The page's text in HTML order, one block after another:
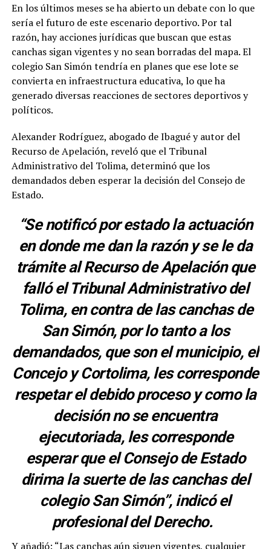
En los últimos meses se ha abierto un debate con lo que
sería el futuro de este escenario deportivo. Por tal
razón, hay acciones jurídicas que buscan que estas
canchas sigan vigentes y no sean borradas del mapa. El
colegio San Simón tendría en planes que ese lote se
convierta en infraestructura educativa, lo que ha
generado diversas reacciones de sectores deportivos y
políticos.
Alexander Rodríguez, abogado de Ibagué y autor del
Recurso de Apelación, reveló que el Tribunal
Administrativo del Tolima, determinó que los
demandados deben esperar la decisión del Consejo de
Estado.
“Se notificó por estado la actuación
en donde me dan la razón y se le da
trámite al Recurso de Apelación que
falló el Tribunal Administrativo del
Tolima, en contra de las canchas de
San Simón, por lo tanto a los
demandados, que son el municipio, el
Concejo y Cortolima, les corresponde
respetar el debido proceso y como la
decisión no se encuentra
ejecutoriada, les corresponde
esperar que el Consejo de Estado
dirima la suerte de las canchas del
colegio San Simón”, indicó el
profesional del Derecho.
Y añadió: “Las canchas aún siguen vigentes, cualquier